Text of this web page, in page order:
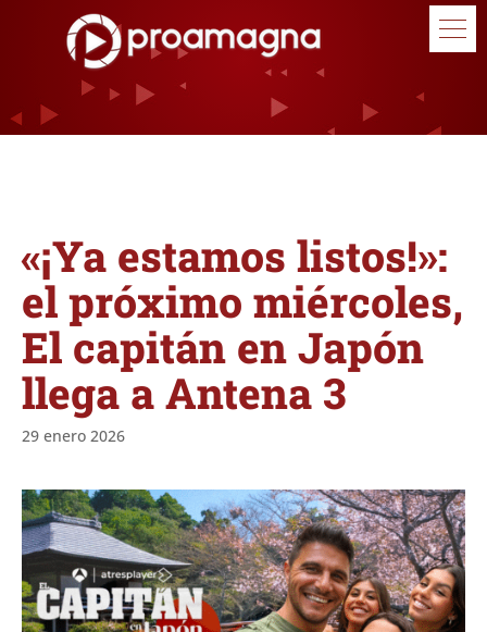
«¡Ya estamos listos!»:
el próximo miércoles,
El capitán en Japón
llega a Antena 3
29 enero 2026